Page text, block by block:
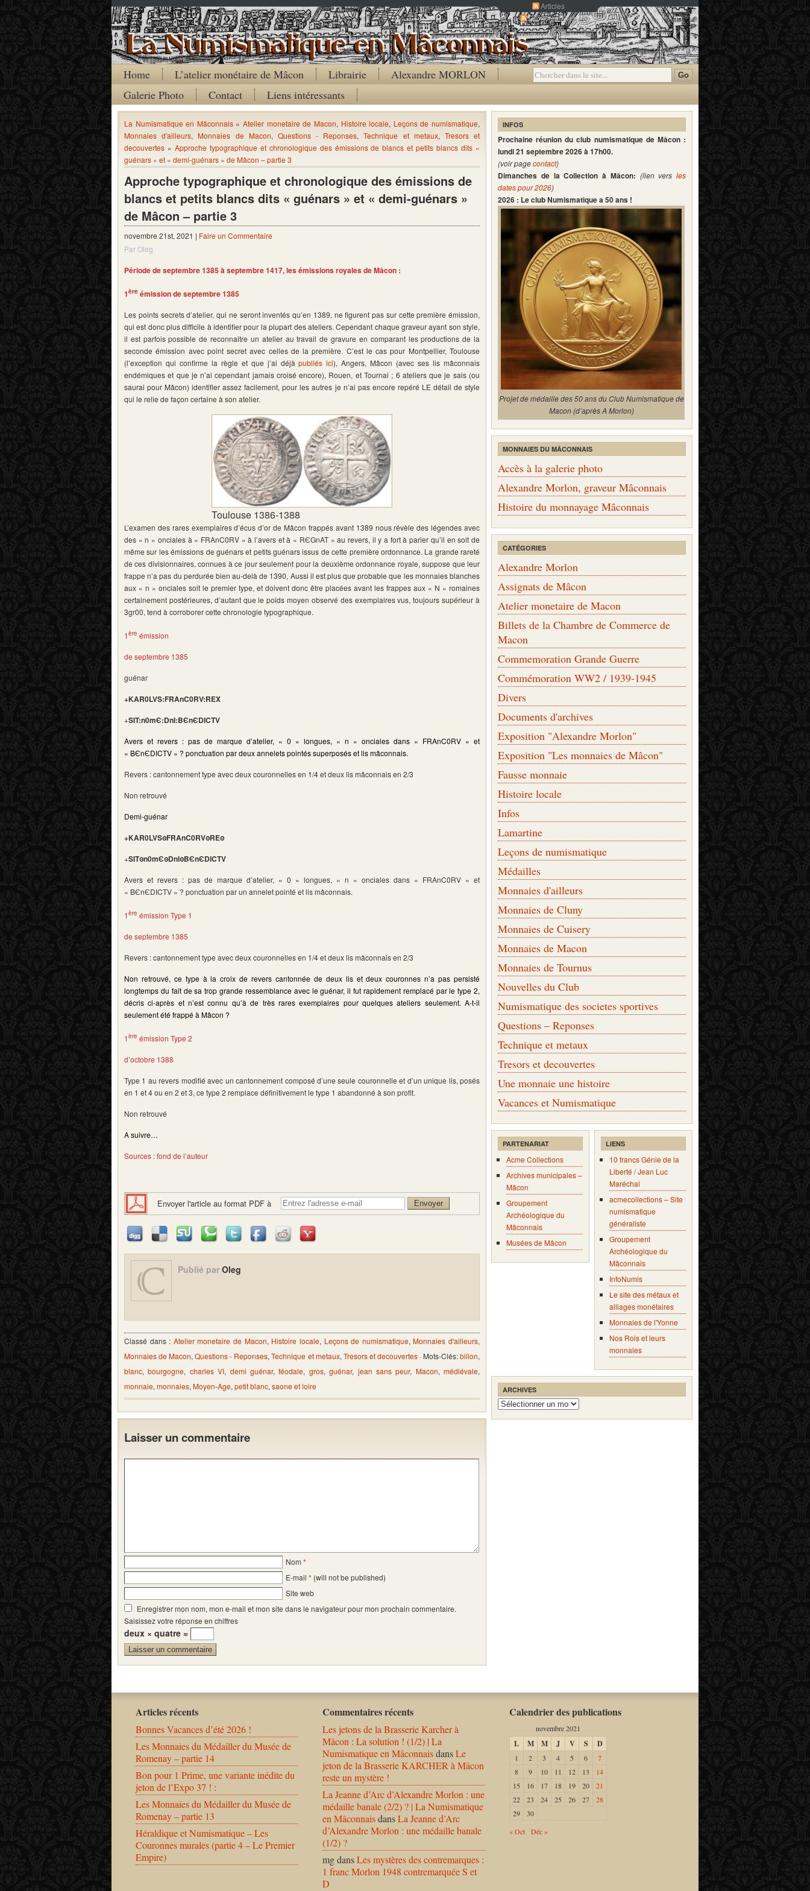
Articles
Commentaires
Home L’atelier monétaire de Mâcon Librairie
Alexandre MORLON
Galerie Photo
Contact Liens intéressants
La Numismatique en Mâconnais»Atelier monetaire de Macon, Histoire locale, Leçons de numismatique,
Monnaies d'ailleurs, Monnaies de Macon, Questions - Reponses,Technique et metaux, Tresors et
decouvertes » Approche typographique et chronologique des émissions de blancs et petits blancs dits «
guénars » et « demi-guénars » de Mâcon – partie 3
Approche typographique et chronologique des émissions de
blancs et petits blancs dits « guénars » et « demi-guénars »
de Mâcon – partie 3
novembre 21st, 2021 | Faire un Commentaire
Par Oleg
Période de septembre 1385 à septembre 1417, les émissions royales de Mâcon :
1ère émissionde septembre 1385
Les points secrets d’atelier, qui ne seront inventés qu’en 1389, ne figurent pas sur cette première émission,
qui est donc plus difficile à identifier pour la plupart des ateliers. Cependant chaque graveur ayant son style,
il est parfois possible de reconnaitre un atelier au travail de gravure en comparant les productions de la
seconde émission avec point secret avec celles de la première. C’est le cas pour Montpellier, Toulouse
(l’exception qui confirme la règle et que j’ai déjàpubliés ici), Angers, Mâcon (avec ses lis mâconnais
endémiques et que je n’ai cependant jamais croisé encore), Rouen, et Tournai ; 6 ateliers que je sais (ou
saurai pour Mâcon) identifier assez facilement, pour les autres je n’ai pas encore repéré LE détail de style
qui le relie de façon certaine à son atelier.
Toulouse 1386-1388
L’examen des rares exemplaires d’écus d’or de Mâcon frappés avant 1389 nous révèle des légendes avec
des « n » onciales à « FRAnC0RV » à l’avers et à « RЄGnAT » au revers, il y a fort à parier qu’il en soit de
même sur les émissions de guénars et petits guénars issus de cette première ordonnance. La grande rareté
de ces divisionnaires, connues à ce jour seulement pour la deuxième ordonnance royale, suppose que leur
frappe n’a pas du perdurée bien au-delà de 1390, Aussi il est plus que probable que les monnaies blanches
aux « n » onciales soit le premier type, et doivent donc être placées avant les frappes aux « N » romaines
certainement postérieures, d’autant que le poids moyen observé des exemplaires vus, toujours supérieur à
3gr00, tend à corroborer cette chronologie typographique.
1ère émission
de septembre 1385
guénar
+KAR0LVS:FRAnC0RV:REX
+SIT:n0mЄ:DnI:BЄnЄDICTV
Avers et revers : pas de marque d’atelier, « 0 » longues, « n » onciales dans « FRAnC0RV » et
« BЄnЄDICTV » ? ponctuation par deux annelets pointés superposés et lis mâconnais.
Revers : cantonnement type avec deux couronnelles en 1/4 et deux lis mâconnais en 2/3
Non retrouvé
Demi-guénar
+KAR0LVSꙩFRAnC0RVꙩREꙩ
+SITꙩn0mЄꙩDnIꙩBЄnЄDICTV
Avers et revers : pas de marque d’atelier, « 0 » longues, « n » onciales dans « FRAnC0RV » et
« BЄnЄDICTV » ? ponctuation par un annelet pointé et lis mâconnais.
1ère émission Type 1
de septembre 1385
Revers : cantonnement type avec deux couronnelles en 1/4 et deux lis mâconnais en 2/3
Non retrouvé, ce type àla croix de reverscantonnée de deux lis et deux couronnes n’a pas persisté
longtemps du fait de sa trop grande ressemblance avec le guénar, il fut rapidement remplacé par le type 2,
décris ci-après et n’est connu qu’à de très rares exemplaires pour quelques ateliers seulement. A-t-il
seulement été frappé à Mâcon ?
1ère émission Type 2
d’octobre 1388
Type 1 au revers modifié avec un cantonnement composé d’une seule couronnelle et d’un unique lis, posés
en 1 et 4 ou en 2 et 3, ce type 2 remplace définitivement le type 1 abandonné à son profit.
Non retrouvé
A suivre…
Sources : fond de l’auteur
Envoyer l'article au format PDF à
Publié par Oleg
Classé dans : Atelier monetaire de Macon, Histoire locale, Leçons de numismatique,Monnaies d'ailleurs,
Monnaies de Macon,Questions - Reponses,Technique et metaux, Tresors et decouvertes· Mots-Clés:billon,
blanc,bourgogne, charles VI, demi guénar,féodale, gros,guénar, jean sans peur, Macon,médiévale,
monnaie, monnaies, Moyen-Age, petit blanc, saone et loire
Laisser un commentaire
Nom *
E-mail * (will not be published)
Site web
Enregistrer mon nom, mon e-mail et mon site dans le navigateur pour mon prochain commentaire.
Saisissez votre réponse en chiffres
deux × quatre =
INFOS
Prochaine réunion du club numismatique de Mâcon :
lundi 21 septembre 2026 à 17h00.
(voir pagecontact)
Dimanches de la Collection à Mâcon: (lien vers les
dates pour 2026)
2026 : Le club Numismatique a 50 ans !
Projet de médaille des 50 ans du Club Numismatique de
Macon (d’après A Morlon)
MONNAIES DU MÂCONNAIS
Accès à la galerie photo
Alexandre Morlon, graveur Mâconnais
Histoire du monnayage Mâconnais
CATÉGORIES
Alexandre Morlon
Assignats de Mâcon
Atelier monetaire de Macon
Billets de la Chambre de Commerce de
Macon
Commemoration Grande Guerre
Commémoration WW2 / 1939-1945
Divers
Documents d'archives
Exposition "Alexandre Morlon"
Exposition "Les monnaies de Mâcon"
Fausse monnaie
Histoire locale
Infos
Lamartine
Leçons de numismatique
Médailles
Monnaies d'ailleurs
Monnaies de Cluny
Monnaies de Cuisery
Monnaies de Macon
Monnaies de Tournus
Nouvelles du Club
Numismatique des societes sportives
Questions – Reponses
Technique et metaux
Tresors et decouvertes
Une monnaie une histoire
Vacances et Numismatique
PARTENARIAT
Acme Collections
Archives municipales –
Mâcon
Groupement
Archéologique du
Mâconnais
Musées de Mâcon
LIENS
10 francs Génie de la
Liberté / Jean Luc
Maréchal
acmecollections – Site
numismatique
généraliste
Groupement
Archéologique du
Mâconnais
InfoNumis
Le site des métaux et
alliages monétaires
Monnaies de l'Yonne
Nos Rois et leurs
monnaies
ARCHIVES
Archives
Articles récents
Bonnes Vacances d’été 2026 !
Les Monnaies du Médailler du Musée de
Romenay – partie 14
Bon pour 1 Prime, une variante inédite du
jeton de l’Expo 37 ! :
Les Monnaies du Médailler du Musée de
Romenay – partie 13
Héraldique et Numismatique – Les
Couronnes murales (partie 4 – Le Premier
Empire)
Commentaires récents
Les jetons de la Brasserie Karcher à
Mâcon : La solution ! (1/2) | La
Numismatique en MâconnaisdansLe
jeton de la Brasserie KARCHER à Mâcon
reste un mystère !
La Jeanne d’Arc d’Alexandre Morlon : une
médaille banale (2/2) ? | La Numismatique
en MâconnaisdansLa Jeanne d’Arc
d’Alexandre Morlon : une médaille banale
(1/2) ?
mgdansLes mystères des contremarques :
1 franc Morlon 1948 contremarquée S et
D
Calendrier des publications
novembre 2021
L M M J V S D
1 2 3 4 5 6
7
8
9 10 11 12 13
14
15
16 17 18 19 20
21
22
23 24 25 26 27
28
29
30
« Oct
Déc »